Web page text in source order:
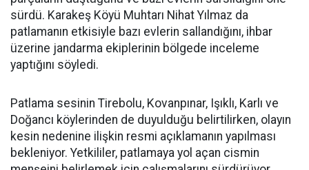
sürdü. Karakeş Köyü Muhtarı Nihat Yılmaz da
patlamanın etkisiyle bazı evlerin sallandığını, ihbar
üzerine jandarma ekiplerinin bölgede inceleme
yaptığını söyledi.
Patlama sesinin Tirebolu, Kovanpınar, Işıklı, Karlı ve
Doğancı köylerinden de duyulduğu belirtilirken, olayın
kesin nedenine ilişkin resmi açıklamanın yapılması
bekleniyor. Yetkililer, patlamaya yol açan cismin